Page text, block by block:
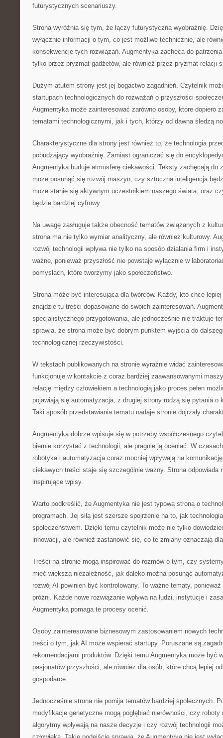
futurystycznych scenariuszy.
Strona wyróżnia się tym, że łączy futurystyczną wyobraźnię.
wyłącznie informacji o tym, co jest możliwe technicznie, ale
konsekwencje tych rozwiązań. Augmentyka zachęca do
tylko przez pryzmat gadżetów, ale również przez pryzmat relacji
Dużym atutem strony jest jej bogactwo zagadnień. Czytelnik
startupach technologicznych do rozważań o przyszłości
Augmentyka może zainteresować zarówno osoby, które dopiero
tematami technologicznymi, jak i tych, którzy od dawna śledzą
Charakterystyczne dla strony jest również to, że technologia
pobudzający wyobraźnię. Zamiast ograniczać się do
Augmentyka buduje atmosferę ciekawości. Teksty zachęcają do
może posunąć się rozwój maszyn, czy sztuczna inteligencja
może stanie się aktywnym uczestnikiem naszego świata, oraz
będzie bardziej cyfrowy.
Na uwagę zasługuje także obecność tematów związanych z
strona ma nie tylko wymiar analityczny, ale również kulturowy.
rozwój technologii wpływa nie tylko na sposób działania firm i
ważne, ponieważ przyszłość nie powstaje wyłącznie w
pomysłach, które tworzymy jako społeczeństwo.
Strona może być interesująca dla twórców. Każdy, kto chce
znajdzie tu treści dopasowane do swoich zainteresowań.
specjalistycznego przygotowania, ale jednocześnie nie traktuje
sprawia, że strona może być dobrym punktem wyjścia do
technologicznej rzeczywistości.
W tekstach publikowanych na stronie wyraźnie widać
funkcjonuje w kontakcie z coraz bardziej zaawansowanymi
relację między człowiekiem a technologią jako proces pełen
pojawiają się automatyzacja, z drugiej strony rodzą się pytania o
Taki sposób przedstawiania tematu nadaje stronie dojrzały
Augmentyka dobrze wpisuje się w potrzeby współczesnego
biernie korzystać z technologii, ale pragnie ją oceniać. W
robotyka i automatyzacja coraz mocniej wpływają na
ciekawych treści staje się szczególnie ważny. Strona odpowiada
inspirujące wpisy.
Warto podkreślić, że Augmentyka nie jest typową stroną o
programach. Jej siłą jest szersze spojrzenie na to, jak
społeczeństwem. Dzięki temu czytelnik może nie tylko
innowacji, ale również zastanowić się, co te zmiany oznaczają
Treści na stronie mogą inspirować do rozmów o tym, czy
mieć większą niezależność, jak daleko można posunąć
rozwój AI powinien być kontrolowany. To ważne tematy,
próżni. Każde nowe rozwiązanie wpływa na ludzi, instytucje i
Augmentyka pomaga te procesy ocenić.
Osoby zainteresowane biznesowym zastosowaniem nowych
treści o tym, jak AI może wspierać startupy. Poruszane są
rekomendacjami produktów. Dzięki temu Augmentyka może być
pasjonatów przyszłości, ale również dla osób, które chcą lepiej
gospodarce.
Jednocześnie strona nie pomija tematów bardziej społecznych.
modyfikacje genetyczne mogą pogłębiać nierówności, czy
algorytmy wpływają na nasze decyzje i czy rozwój technologii